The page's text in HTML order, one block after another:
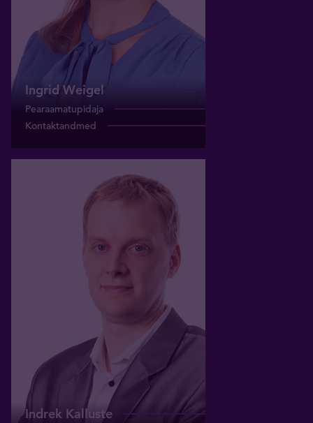
Ingrid Weigel
Pearaamatupidaja
Kontaktandmed
Indrek Kalluste
Indrek Kalluste